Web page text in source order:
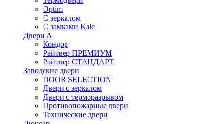
Optim
С зеркалом
С замками Kale
Двери А
Кондор
Райтвер ПРЕМИУМ
Райтвер СТАНДАРТ
Заводские двери
DOOR SELECTION
Двери с зеркалом
Двери с терморазрывом
Противопожарные двери
Технические двери